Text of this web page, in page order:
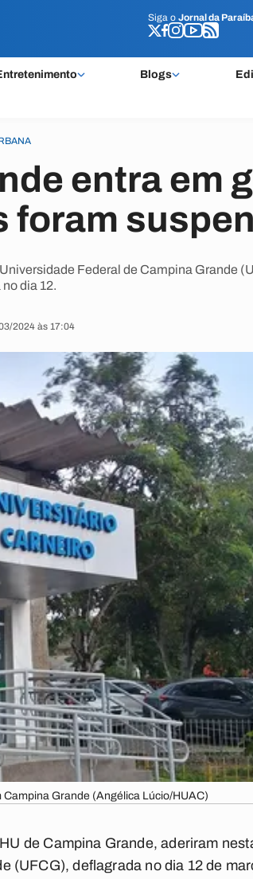
Siga o Jornal da
Blogs
Siga o Jornal da
entra em
foram
Federal de Campina Grande
dia 12.
2024 às 17:04
Grande (Angélica Lúcio/HUAC)
de Campina Grande, aderiram
(UFCG), deflagrada no dia 12 de